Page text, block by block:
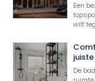
Een
wilt
De